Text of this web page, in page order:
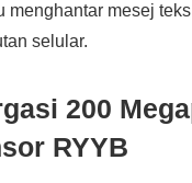
menghantar mesej
selular.
200
RYYB